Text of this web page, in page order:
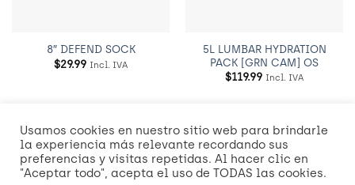
8″ DEFEND SOCK
$29.99 Incl. IVA
5L LUMBAR HYDRATION
PACK [GRN CAM] OS
$119.99 Incl. IVA
Visa MasterCardAmerican
Express
Credit
Card
2
Dinners
Club
Discover
Visa
Usamos cookies en nuestro sitio web para brindarle
la experiencia más relevante recordando sus
preferencias y visitas repetidas. Al hacer clic en
"Aceptar todo", acepta el uso de TODAS las cookies.